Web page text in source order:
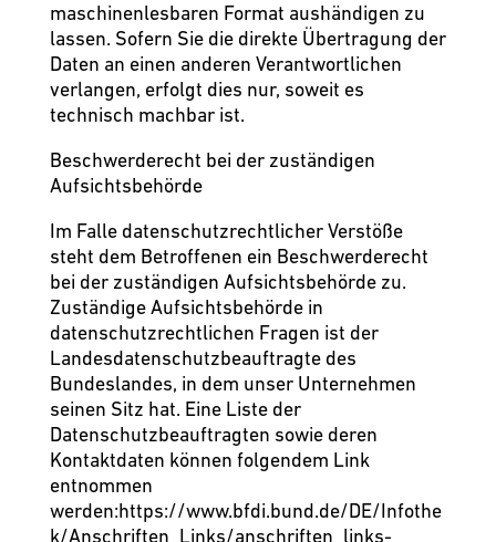
maschinenlesbaren Format aushändigen zu
lassen. Sofern Sie die direkte Übertragung der
Daten an einen anderen Verantwortlichen
verlangen, erfolgt dies nur, soweit es
technisch machbar ist.
Beschwerderecht bei der zuständigen
Aufsichtsbehörde
Im Falle datenschutzrechtlicher Verstöße
steht dem Betroffenen ein Beschwerderecht
bei der zuständigen Aufsichtsbehörde zu.
Zuständige Aufsichtsbehörde in
datenschutzrechtlichen Fragen ist der
Landesdatenschutzbeauftragte des
Bundeslandes, in dem unser Unternehmen
seinen Sitz hat. Eine Liste der
Datenschutzbeauftragten sowie deren
Kontaktdaten können folgendem Link
entnommen
werden:https://www.bfdi.bund.de/DE/Infothe
k/Anschriften_Links/anschriften_links-